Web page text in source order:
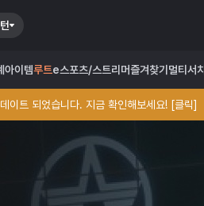
아이템루트e스포츠/스트리머즐겨찾기 멀티서치
이트 되었습니다. 지금 확인해보세요! [클릭]